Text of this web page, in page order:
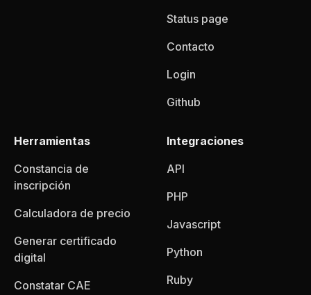
Status page
Contacto
Login
Github
Herramientas
Constancia de
inscripción
Calculadora de precio
Generar certificado
digital
Constatar CAE
Integraciones
API
PHP
Javascript
Python
Ruby